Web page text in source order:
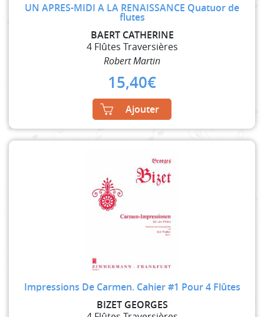
UN APRES-MIDI A LA RENAISSANCE Quatuor de
flutes
BAERT CATHERINE
4 Flûtes Traversières
Robert Martin
15,40€
Ajouter
Impressions De Carmen. Cahier #1 Pour 4 Flûtes
BIZET GEORGES